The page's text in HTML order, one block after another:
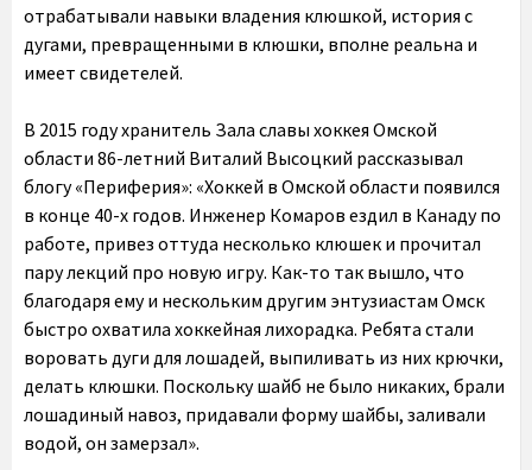
отрабатывали навыки владения клюшкой, история с
дугами, превращенными в клюшки, вполне реальна и
имеет свидетелей.
В 2015 году хранитель Зала славы хоккея Омской
области 86-летний Виталий Высоцкий рассказывал
блогу «Периферия»: «Хоккей в Омской области появился
в конце 40-х годов. Инженер Комаров ездил в Канаду по
работе, привез оттуда несколько клюшек и прочитал
пару лекций про новую игру. Как-то так вышло, что
благодаря ему и нескольким другим энтузиастам Омск
быстро охватила хоккейная лихорадка. Ребята стали
воровать дуги для лошадей, выпиливать из них крючки,
делать клюшки. Поскольку шайб не было никаких, брали
лошадиный навоз, придавали форму шайбы, заливали
водой, он замерзал».